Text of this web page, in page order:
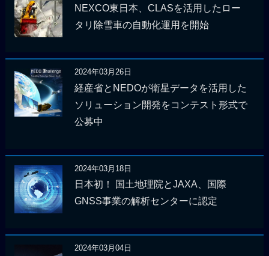
NEXCO東日本、CLASを活用したロー
タリ除雪車の自動化運用を開始
2024年03月26日
経産省とNEDOが衛星データを活用した
ソリューション開発をコンテスト形式で
公募中
2024年03月18日
日本初！ 国土地理院とJAXA、国際
GNSS事業の解析センターに認定
2024年03月04日